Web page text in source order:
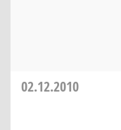
02.12.2010